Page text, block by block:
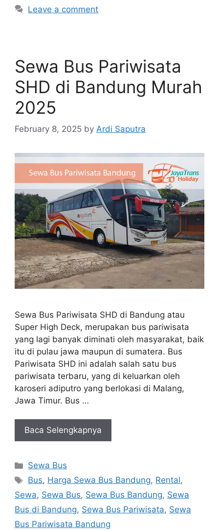
Leave a comment
Sewa Bus Pariwisata
SHD di Bandung Murah
2025
February 8, 2025 by Ardi Saputra
Sewa Bus Pariwisata SHD di Bandung atau
Super High Deck, merupakan bus pariwisata
yang lagi banyak diminati oleh masyarakat, baik
itu di pulau jawa maupun di sumatera. Bus
Pariwisata SHD ini adalah salah satu bus
pariwisata terbaru, yang di keluarkan oleh
karoseri adiputro yang berlokasi di Malang,
Jawa Timur. Bus …
Baca Selengkapnya
Categories
Sewa Bus
Tags
Bus, Harga Sewa Bus Bandung, Rental,
Sewa, Sewa Bus, Sewa Bus Bandung, Sewa
Bus di Bandung, Sewa Bus Pariwisata, Sewa
Bus Pariwisata Bandung